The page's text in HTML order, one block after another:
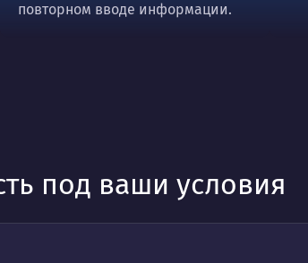
повторном вводе информации.
под ваши условия